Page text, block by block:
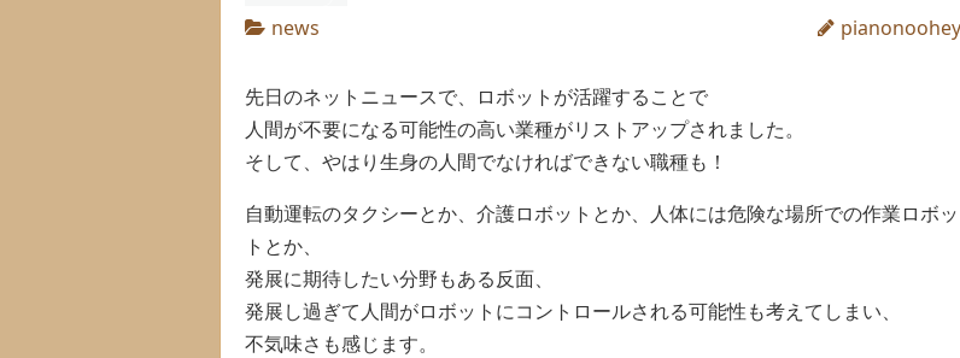
news
先日のネットニュースで、ロボットが活躍することで
人間が不要になる可能性の高い業種がリストアップされました。
そして、やはり生身の人間でなければできない職種も！
自動運転のタクシーとか、介護ロボットとか、人体には危険な場所での作業ロボッ
トとか、
発展に期待したい分野もある反面、
発展し過ぎて人間がロボットにコントロールされる可能性も考えてしまい、
不気味さも感じます。